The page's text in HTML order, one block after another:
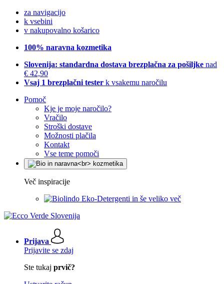
za navigacijo
k vsebini
v nakupovalno košarico
100% naravna kozmetika
Slovenija: standardna dostava brezplačna za pošiljke nad
€ 42,90
Vsaj 1 brezplačni tester k vsakemu naročilu
Pomoč
Kje je moje naročilo?
Vračilo
Stroški dostave
Možnosti plačila
Kontakt
Vse teme pomoči
Več inspiracije
Eko-Detergenti in še veliko več
Prijava
Prijavite se zdaj
Ste tukaj prvič?